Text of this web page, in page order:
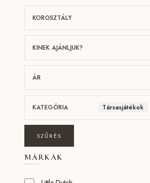
KOROSZTÁLY
KINEK AJÁNLJUK?
ÁR
KATEGÓRIA Társasjátékok
SZŰRÉS
MÁRKÁK